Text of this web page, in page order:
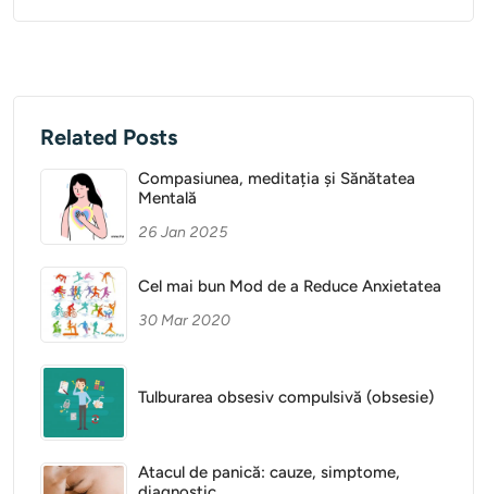
Related Posts
Compasiunea, meditația și Sănătatea
Mentală
26 Jan 2025
Cel mai bun Mod de a Reduce Anxietatea
30 Mar 2020
Tulburarea obsesiv compulsivă (obsesie)
Atacul de panică: cauze, simptome,